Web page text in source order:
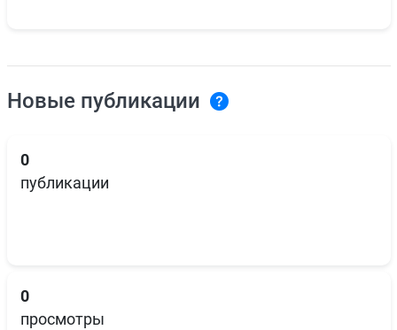
Новые публикации
0
публикации
0
просмотры